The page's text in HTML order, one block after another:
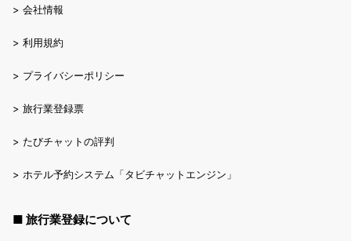
> 会社情報
> 利用規約
> プライバシーポリシー
> 旅行業登録票
> たびチャットの評判
> ホテル予約システム「タビチャットエンジン」
■ 旅行業登録について